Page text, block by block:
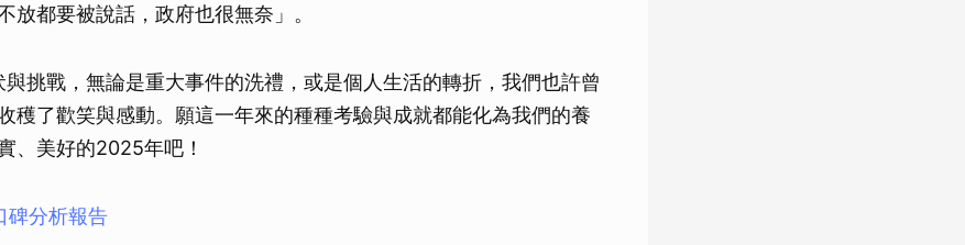
放都要被說話，政府也很無奈」。
挑戰，無論是重大事件的洗禮，或是個人生活的轉折，我們也許曾
穫了歡笑與感動。願這一年來的種種考驗與成就都能化為我們的養
、美好的2025年吧！
碑分析報告
取消